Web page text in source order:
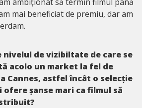
mai beneficiat de premiu, dar am
nivelul de vizibiltate de care se
acolo un market la fel de
Cannes, astfel încât o selecție
șanse mari ca filmul să